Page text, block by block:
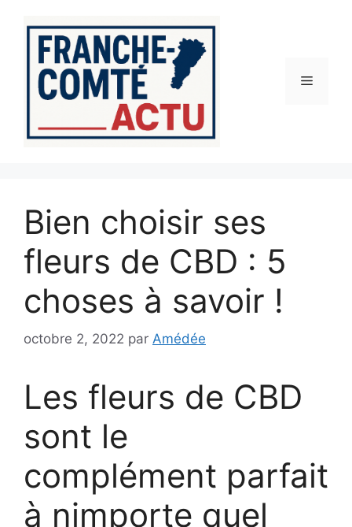
contenu
Menu
Bien choisir ses
fleurs de CBD : 5
choses à savoir !
octobre 2, 2022 par Amédée
Les fleurs de CBD
sont le
complément parfait
à nimporte quel